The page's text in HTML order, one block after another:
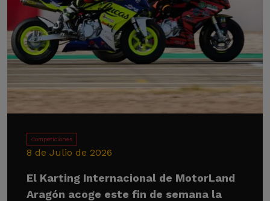
Competiciones
8 de Julio de 2026
El Karting Internacional de MotorLand
Aragón acoge este fin de semana la